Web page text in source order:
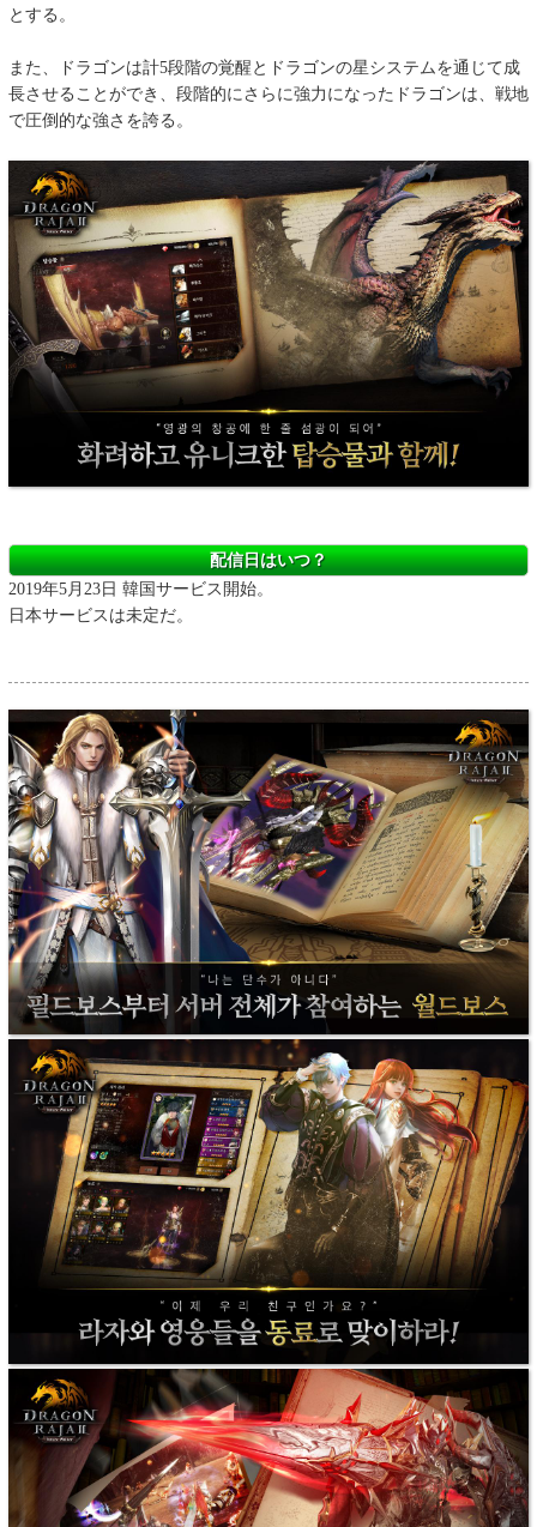
とする。
また、ドラゴンは計5段階の覚醒とドラゴンの星システムを通じて成
長させることができ、段階的にさらに強力になったドラゴンは、戦地
で圧倒的な強さを誇る。
配信日はいつ？
2019年5月23日 韓国サービス開始。
日本サービスは未定だ。